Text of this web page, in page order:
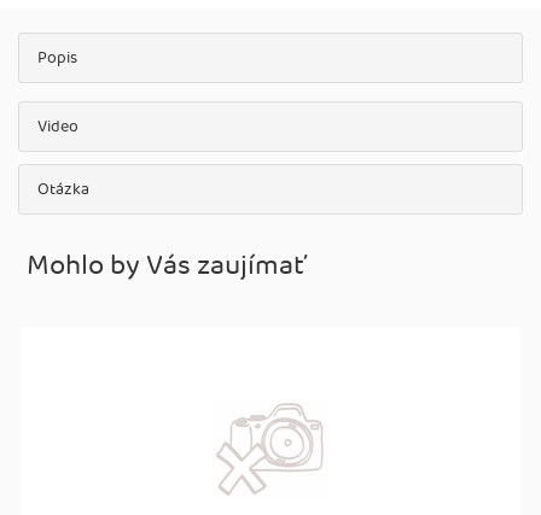
Popis
Video
Otázka
Mohlo by Vás zaujímať